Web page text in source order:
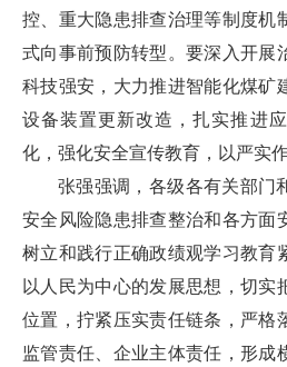
控、重大隐患排查治理等制度机
式向事前预防转型。要深入开展
科技强安，大力推进智能化煤矿
设备装置更新改造，扎实推进
化，强化安全宣传教育，以严实
张强强调，各级各有关部门
安全风险隐患排查整治和各方面
树立和践行正确政绩观学习教育
以人民为中心的发展思想，切实
位置，拧紧压实责任链条，严格
监管责任、企业主体责任，形成